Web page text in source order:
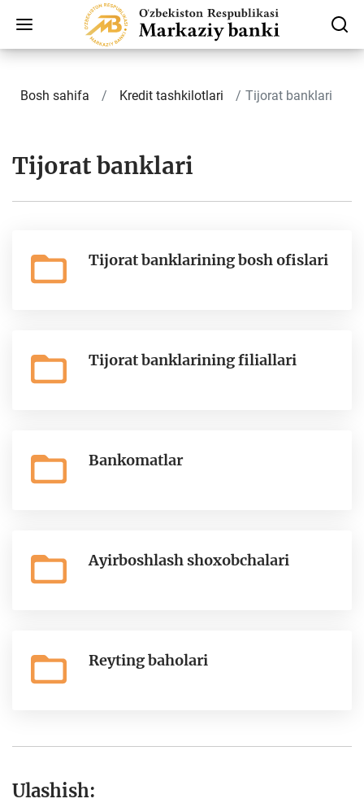
Bosh sahifa Kredit tashkilotlari Tijorat banklari
Tijorat banklari
Tijorat banklarining bosh ofislari
Tijorat banklarining filiallari
Bankomatlar
Ayirboshlash shoxobchalari
Reyting baholari
Ulashish: